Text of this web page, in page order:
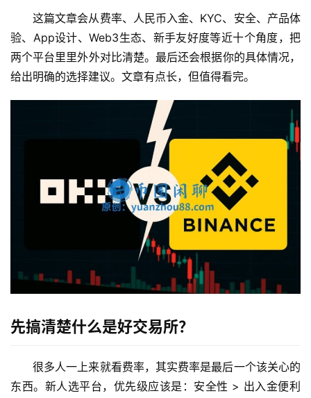
这篇文章会从费率、人民币入金、KYC、安全、产品体
验、App设计、Web3生态、新手友好度等近十个角度，把
两个平台里里外外对比清楚。最后还会根据你的具体情况，
给出明确的选择建议。文章有点长，但值得看完。
先搞清楚什么是好交易所？
很多人一上来就看费率，其实费率是最后一个该关心的
东西。新人选平台，优先级应该是：安全性 > 出入金便利